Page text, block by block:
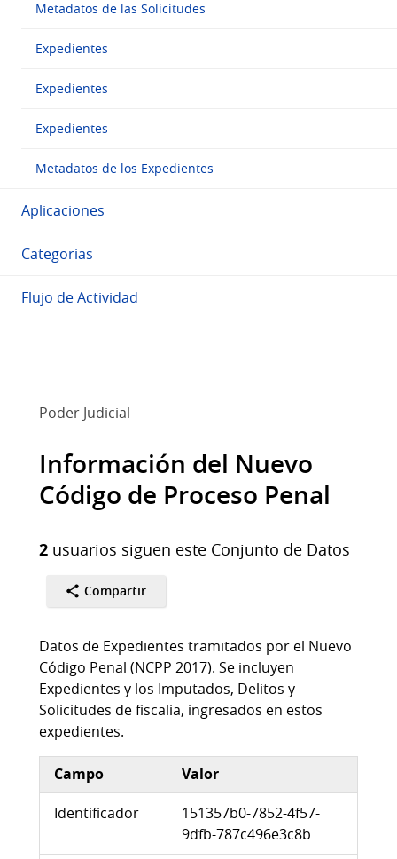
Metadatos de las Solicitudes
Expedientes
Expedientes
Expedientes
Metadatos de los Expedientes
Aplicaciones
Categorias
Flujo de Actividad
Poder Judicial
Información del Nuevo
Código de Proceso Penal
2 usuarios siguen este Conjunto de Datos
Compartir
Datos de Expedientes tramitados por el Nuevo
Código Penal (NCPP 2017). Se incluyen
Expedientes y los Imputados, Delitos y
Solicitudes de fiscalia, ingresados en estos
expedientes.
Campo
Valor
Identificador
151357b0-7852-4f57-
9dfb-787c496e3c8b